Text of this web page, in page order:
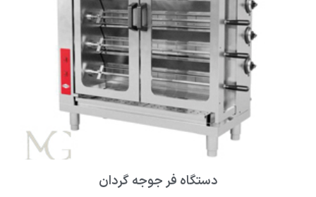
دستگاه فر جوجه گردان